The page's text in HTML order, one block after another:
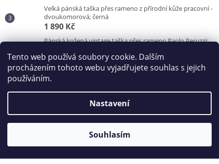
Tento web používá soubory cookie. Dalším
procházením tohoto webu vyjadřujete souhlas s jejich
používáním.
Nastavení
Souhlasím
Velká pánská taška přes rameno z přírodní kůže pracovní -
dvoukomorová; černá
1 890 Kč
Pánská kožená vintage taška přes rameno Paolo Peruzzi;
3 100 Kč
Vytvořil Shoptet
Copyright 2026Kabelky od Hraběnky. Všechna práva
vyhrazena.